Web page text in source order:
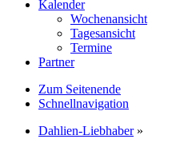
Kalender
Wochenansicht
Tagesansicht
Termine
Partner
Zum Seitenende
Schnellnavigation
Dahlien-Liebhaber »